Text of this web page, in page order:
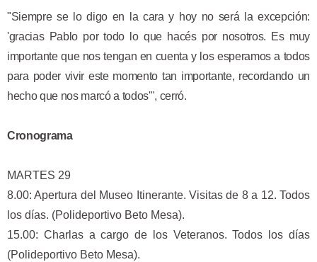
"Siempre se lo digo en la cara y hoy no será la excepción:
'gracias Pablo por todo lo que hacés por nosotros. Es muy
importante que nos tengan en cuenta y los esperamos a todos
para poder vivir este momento tan importante, recordando un
hecho que nos marcó a todos'", cerró.
Cronograma
MARTES 29
8.00: Apertura del Museo Itinerante. Visitas de 8 a 12. Todos
los días. (Polideportivo Beto Mesa).
15.00: Charlas a cargo de los Veteranos. Todos los días
(Polideportivo Beto Mesa).